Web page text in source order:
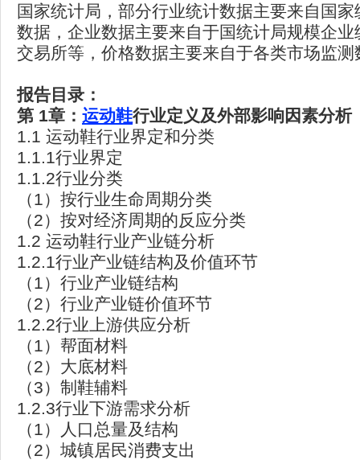
国家统计局，部分行业统计数据主要来自国
数据，企业数据主要来自于国统计局规模企
交易所等，价格数据主要来自于各类市场监测
报告目录：
第 1章： 运动鞋行业定义及外部影响因素分析
1.1 运动鞋行业界定和分类
1.1.1行业界定
1.1.2行业分类
（1）按行业生命周期分类
（2）按对经济周期的反应分类
1.2 运动鞋行业产业链分析
1.2.1行业产业链结构及价值环节
（1）行业产业链结构
（2）行业产业链价值环节
1.2.2行业上游供应分析
（1）帮面材料
（2）大底材料
（3）制鞋辅料
1.2.3行业下游需求分析
（1）人口总量及结构
（2）城镇居民消费支出